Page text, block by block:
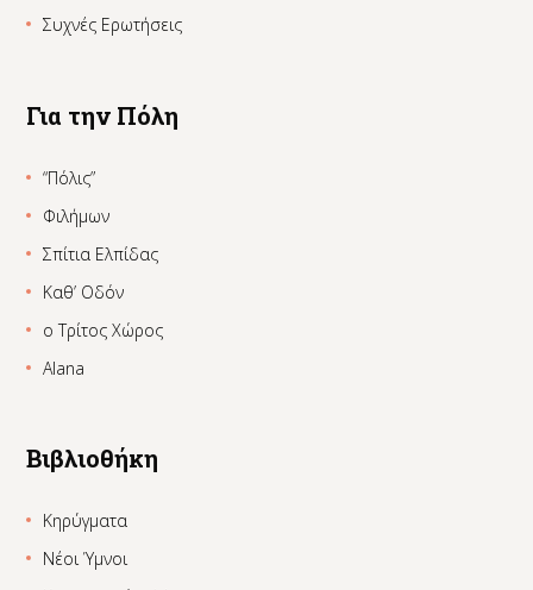
Συχνές Ερωτήσεις
Για την Πόλη
“Πόλις”
Φιλήμων
Σπίτια Ελπίδας
Καθ’ Οδόν
ο Τρίτος Χώρος
Alana
Βιβλιοθήκη
Κηρύγματα
Νέοι Ύμνοι